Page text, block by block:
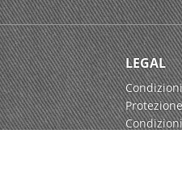
LEGAL